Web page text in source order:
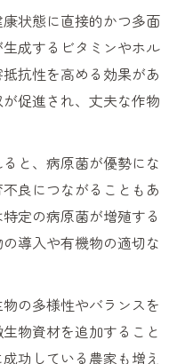
状態に直接的かつ多面
成するビタミンやホル
抗性を高める効果があ
促進され、丈夫な作物
と、病原菌が優勢にな
良につながることもあ
定の病原菌が増殖する
導入や有機物の適切な
の多様性やバランスを
物資材を追加すること
功している農家も増え